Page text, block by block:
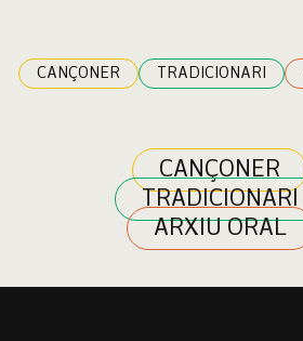
CANÇONER TRADICIONARI
CANÇONER
TRADICIONARI
ARXIU ORAL